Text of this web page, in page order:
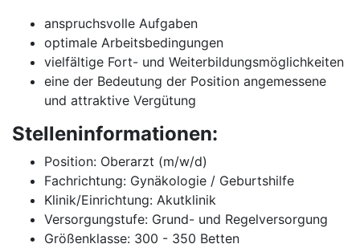
anspruchsvolle Aufgaben
optimale Arbeitsbedingungen
vielfältige Fort- und Weiterbildungsmöglichkeiten
eine der Bedeutung der Position angemessene
und attraktive Vergütung
Stelleninformationen:
Position: Oberarzt (m/w/d)
Fachrichtung: Gynäkologie / Geburtshilfe
Klinik/Einrichtung: Akutklinik
Versorgungstufe: Grund- und Regelversorgung
Größenklasse: 300 - 350 Betten